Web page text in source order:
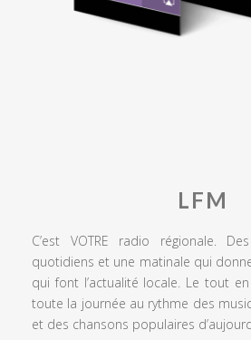
LFM
C’est VOTRE radio régionale.
quotidiens et une matinale qui
qui font l’actualité locale. Le tout
toute la journée au rythme des
et des chansons populaires